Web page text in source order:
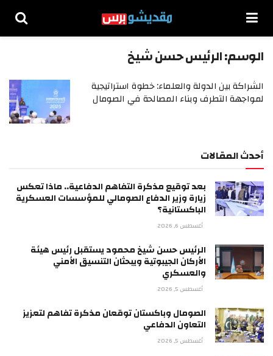
الوسم:الرئيس حسن شيخ
الشراكة بين الدولة والعلماء: خطوة استراتيجية
لمواجهة التطرف وبناء المصالحة في الصومال
أحدث المقالات
بعد توقيع مذكرة التفاهم الدفاعية.. ماذا تعكس
زيارة وزير الدفاع الصومالي للمؤسسات العسكرية
الباكستانية؟
أغسطس 6, 2026
الرئيس حسن شيخ محمود يستقبل رئيس هيئة
الأركان الجيبوتية ويبحثان التنسيق الأمني
والعسكري
أغسطس 5, 2026
الصومال وباكستان توقعان مذكرة تفاهم لتعزيز
التعاون الدفاعي
أغسطس 5, 2026